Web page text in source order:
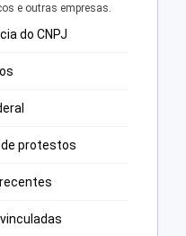
e outras empresas.
do CNPJ
de protestos